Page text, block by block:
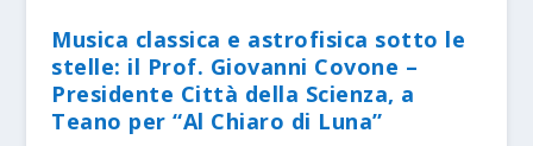
Musica classica e astrofisica sotto le
stelle: il Prof. Giovanni Covone –
Presidente Città della Scienza, a
Teano per “Al Chiaro di Luna”